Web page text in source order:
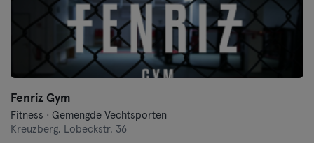
Fenriz Gym
Fitness · Gemengde Vechtsporten
Kreuzberg, Lobeckstr. 36